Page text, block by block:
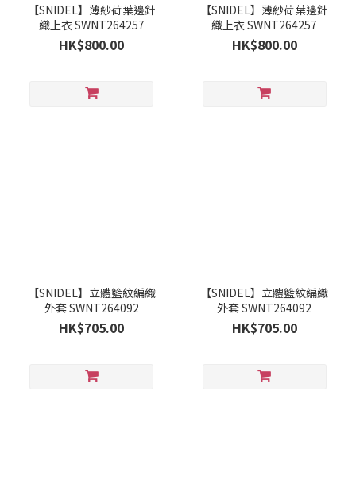
【SNIDEL】薄紗荷葉邊針
織上衣 SWNT264257
HK$800.00
【SNIDEL】薄紗荷葉邊針
織上衣 SWNT264257
HK$800.00
【SNIDEL】立體籃紋編織
外套 SWNT264092
HK$705.00
【SNIDEL】立體籃紋編織
外套 SWNT264092
HK$705.00